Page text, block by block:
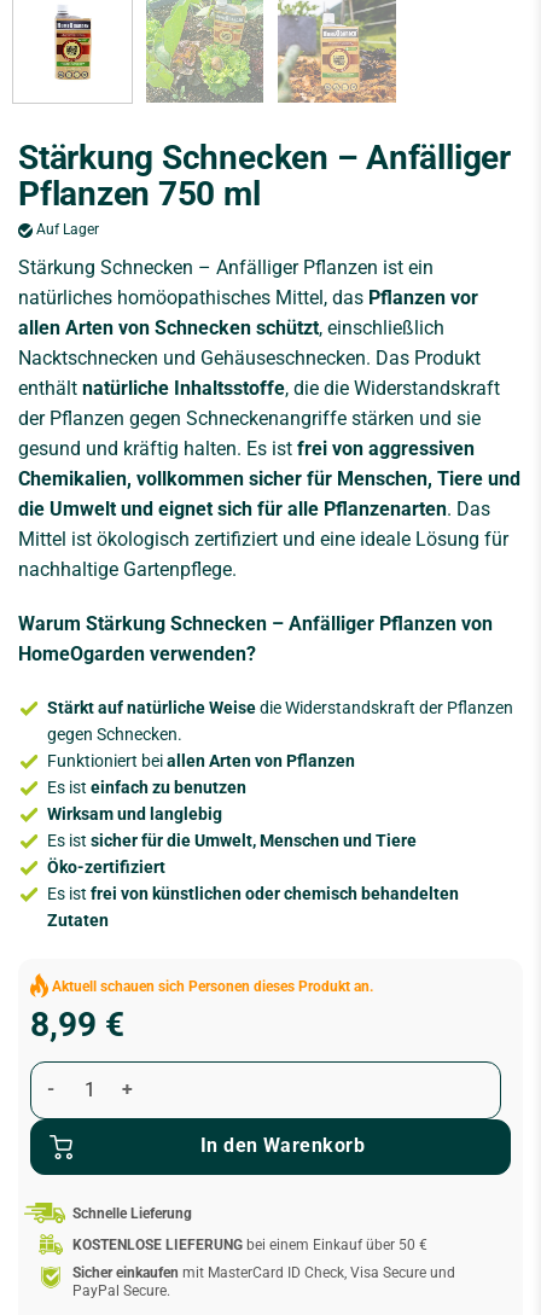
Stärkung Schnecken – Anfälliger
Pflanzen 750 ml
Auf Lager
Stärkung Schnecken – Anfälliger Pflanzen ist ein
natürliches homöopathisches Mittel, das Pflanzen vor
allen Arten von Schnecken schützt, einschließlich
Nacktschnecken und Gehäuseschnecken. Das Produkt
enthält natürliche Inhaltsstoffe, die die Widerstandskraft
der Pflanzen gegen Schneckenangriffe stärken und sie
gesund und kräftig halten. Es ist frei von aggressiven
Chemikalien, vollkommen sicher für Menschen, Tiere und
die Umwelt und eignet sich für alle Pflanzenarten. Das
Mittel ist ökologisch zertifiziert und eine ideale Lösung für
nachhaltige Gartenpflege.
Warum Stärkung Schnecken – Anfälliger Pflanzen von
HomeOgarden verwenden?
Stärkt auf natürliche Weisedie Widerstandskraft der Pflanzen
gegen Schnecken.
Funktioniert beiallen Arten von Pflanzen
Es ist einfach zu benutzen
Wirksam und langlebig
Es ist sicher für die Umwelt, Menschen und Tiere
Öko-zertifiziert
Es ist frei von künstlichen oder chemisch behandelten
Zutaten
Aktuell schauen sich Personen dieses Produkt an.
8,99 €
In den Warenkorb
Schnelle Lieferung
KOSTENLOSE LIEFERUNG bei einem Einkauf über 50 €
Sicher einkaufen mit MasterCard ID Check, Visa Secure und
PayPal Secure.